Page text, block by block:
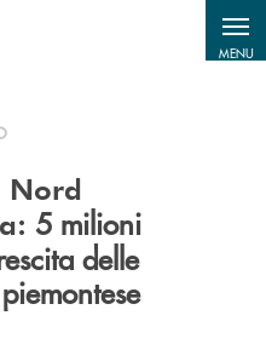
MENU
Nord
5 milioni
delle